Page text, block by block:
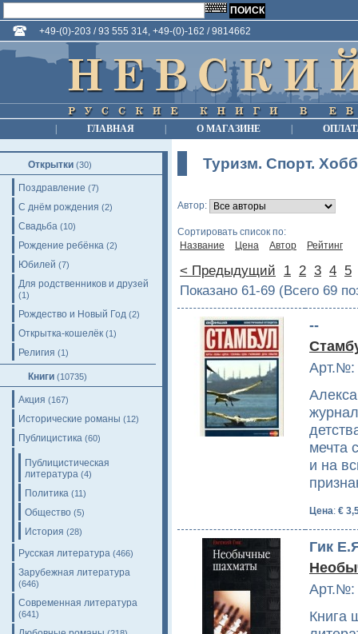
+49-(0)-203 / 93 555 314, +49-(0)-162 / 9814662
ГЛАВНАЯ О МАГАЗИНЕ
Открытки (30)
Поздравление (7)
С днём рождения (2)
Свадьба (10)
Рождение ребёнка (2)
Юбилей (7)
Для родственников и друзей
(1)
Рождество и Новый Год (2)
Открытка-кошелёк (1)
Религия (1)
Книги (10735)
Акция (167)
Исторические романы (12)
Публицистика (60)
Публицистическая
литература (4)
Политика (11)
Общество (5)
История (28)
Русская литература (466)
Зарубежная литература
(646)
Современная литература
(641)
Туризм. Спорт.
Автор:
Сортировать список по:
Название
Цена Автор Рейтинг
< Предыдущий 1 2 3 4 5
Показано 61-69 (Всего 69
--
Арт.№:
мечта
и на
Цена: €
Гик
Арт.№:
Книга